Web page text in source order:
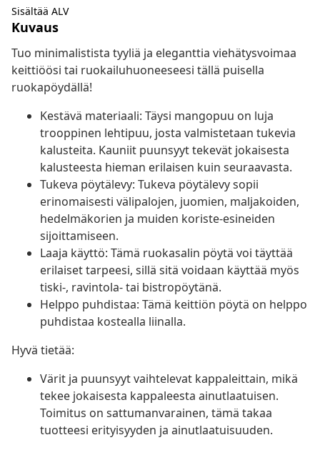
Sisältää ALV
Kuvaus
Tuo minimalistista tyyliä ja eleganttia viehätysvoimaa
keittiöösi tai ruokailuhuoneeseesi tällä puisella
ruokapöydällä!
Kestävä materiaali: Täysi mangopuu on luja
trooppinen lehtipuu, josta valmistetaan tukevia
kalusteita. Kauniit puunsyyt tekevät jokaisesta
kalusteesta hieman erilaisen kuin seuraavasta.
Tukeva pöytälevy: Tukeva pöytälevy sopii
erinomaisesti välipalojen, juomien, maljakoiden,
hedelmäkorien ja muiden koriste-esineiden
sijoittamiseen.
Laaja käyttö: Tämä ruokasalin pöytä voi täyttää
erilaiset tarpeesi, sillä sitä voidaan käyttää myös
tiski-, ravintola- tai bistropöytänä.
Helppo puhdistaa: Tämä keittiön pöytä on helppo
puhdistaa kostealla liinalla.
Hyvä tietää:
Värit ja puunsyyt vaihtelevat kappaleittain, mikä
tekee jokaisesta kappaleesta ainutlaatuisen.
Toimitus on sattumanvarainen, tämä takaa
tuotteesi erityisyyden ja ainutlaatuisuuden.